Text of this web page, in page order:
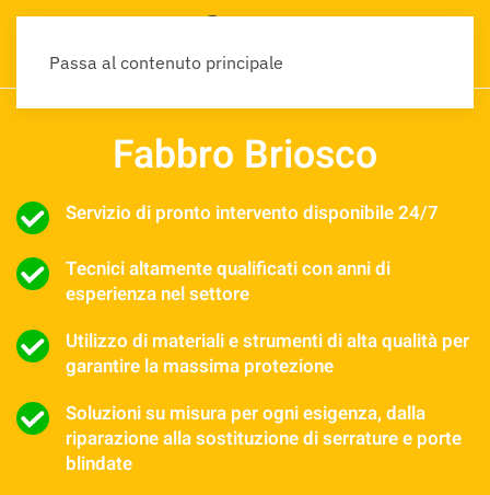
Passa al contenuto principale
Fabbro Briosco
Servizio di pronto intervento disponibile 24/7
Tecnici altamente qualificati con anni di
esperienza nel settore
Utilizzo di materiali e strumenti di alta qualità per
garantire la massima protezione
Soluzioni su misura per ogni esigenza, dalla
riparazione alla sostituzione di serrature e porte
blindate